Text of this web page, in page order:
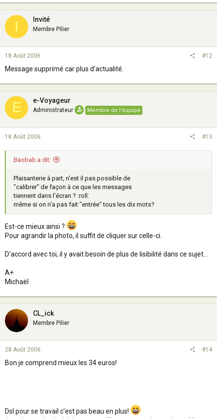
I Invité
Membre Pilier
18 Août 2006 #12
Message supprimé car plus d'actualité.
E e-Voyageur
Administrateur Membre de l'équipe
18 Août 2006 #13
Baobab a dit:
Plaisanterie à part, n'est il pas possible de
"calibrer" de façon à ce que les messages
tiennent dans l'écran ? :roll:
même si on n'a pas fait "entrée" tous les dix mots?
Est-ce mieux ainsi ?
Pour agrandir la photo, il suffit de cliquer sur celle-ci.
D'accord avec toi, il y avait besoin de plus de lisibilité dans ce sujet...
A+
Michaël
CL_ick
Membre Pilier
28 Août 2006 #14
Bon je comprend mieux les 34 euros!
Dsl pour se travail c'est pas beau en plus!